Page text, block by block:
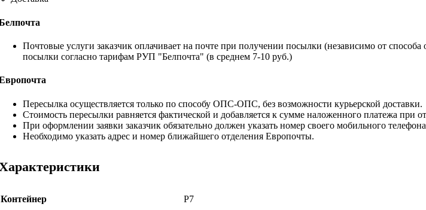
Почтовые услуги заказчик оплачивает на почте при получении посылки (независимо от
посылки согласно тарифам РУП "Белпочта" (в среднем 7-10 руб.)
Пересылка осуществляется только по способу ОПС-ОПС, без возможности курьерской доставки.
Стоимость пересылки равняется фактической и добавляется к сумме наложенного платежа при
При оформлении заявки заказчик обязательно должен указать номер своего мобильного
Необходимо указать адрес и номер ближайшего отделения Европочты.
Контейнер Р7